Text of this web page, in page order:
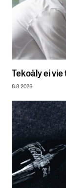
Tekoäly ei
8.8.2026